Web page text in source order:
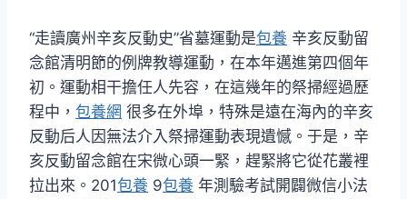
“走讀廣州辛亥反動史”省墓運動是包養 辛亥反動留
念館清明節的例牌教導運動，在本年邁進第四個年
初。運動相干擔任人先容，在這幾年的祭掃經過歷
程中， 包養網 很多在外埠，特殊是遠在海內的辛亥
反動后人因無法介入祭掃運動表現遺憾。于是，辛
亥反動留念館在宋微心頭一緊，趕緊將它從花叢裡
拉出來。201包養 9包養 年測驗考試開闢微信小法